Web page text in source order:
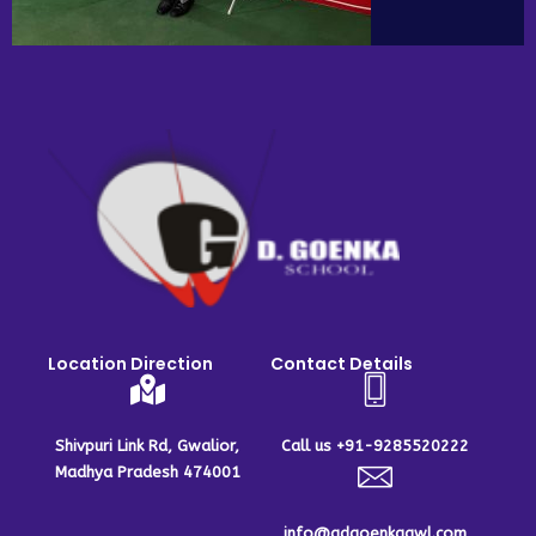
Location Direction
Shivpuri Link Rd, Gwalior,
Madhya Pradesh 474001
Contact Details
Call us +91-9285520222